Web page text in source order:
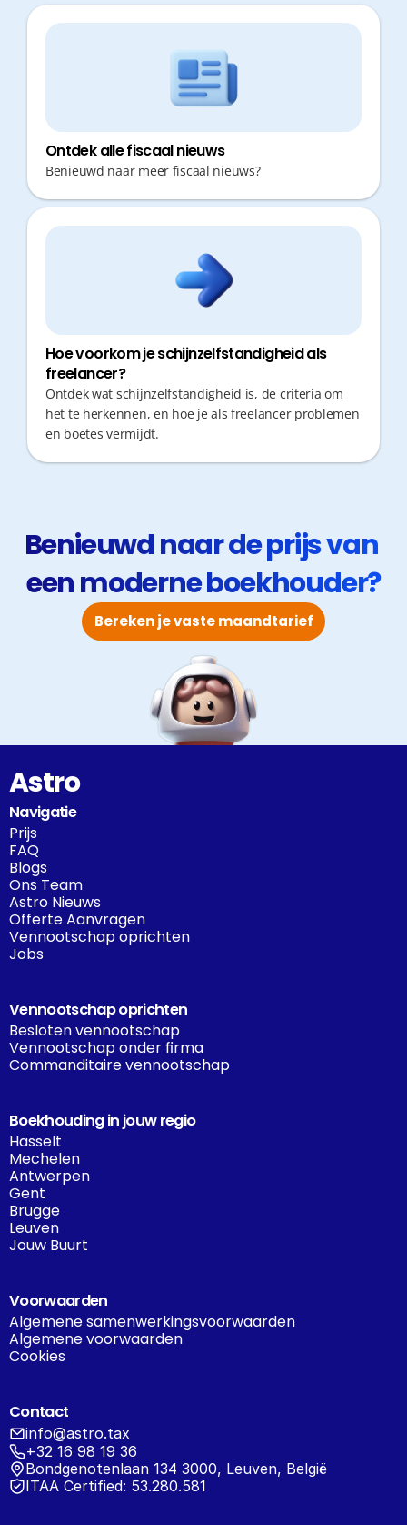
Ontdek alle fiscaal nieuws
Benieuwd naar meer fiscaal nieuws?
Hoe voorkom je schijnzelfstandigheid als
freelancer?
Ontdek wat schijnzelfstandigheid is, de criteria om
het te herkennen, en hoe je als freelancer problemen
en boetes vermijdt.
Benieuwd naar de prijs van
een moderne boekhouder?
Bereken je vaste maandtarief
Astro
Navigatie
Prijs
FAQ
Blogs
Ons Team
Astro Nieuws
Offerte Aanvragen
Vennootschap oprichten
Jobs
Vennootschap oprichten
Besloten vennootschap
Vennootschap onder firma
Commanditaire vennootschap
Boekhouding in jouw regio
Hasselt
Mechelen
Antwerpen
Gent
Brugge
Leuven
Jouw Buurt
Voorwaarden
Algemene samenwerkingsvoorwaarden
Algemene voorwaarden
Cookies
Contact
info@astro.tax
+32 16 98 19 36
Bondgenotenlaan 134 3000, Leuven, België
ITAA Certified: 53.280.581